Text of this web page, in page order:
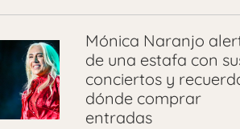
Mónica Naranjo
de una estafa con
conciertos y
dónde comprar
entradas